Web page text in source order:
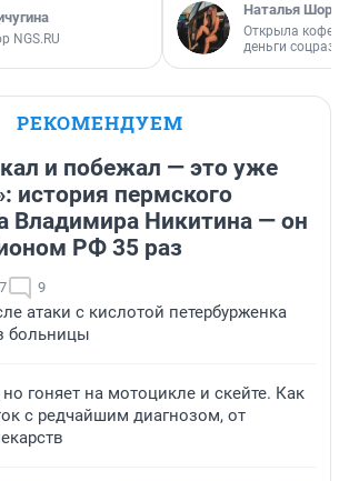
NGS.RU
Наталья
Открыла
деньги
РЕКОМЕНДУЕМ
и побежал — это уже
история пермского
Владимира Никитина — он
РФ 35 раз
9
атаки с кислотой петербурженка
больницы
но гоняет на мотоцикле и скейте. Как
с редчайшим диагнозом, от